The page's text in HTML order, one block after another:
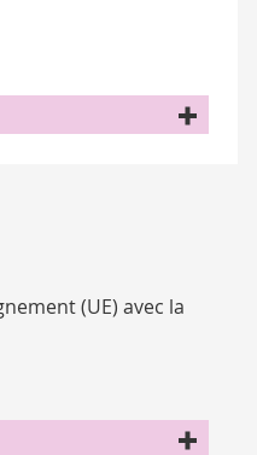
(UE) avec la